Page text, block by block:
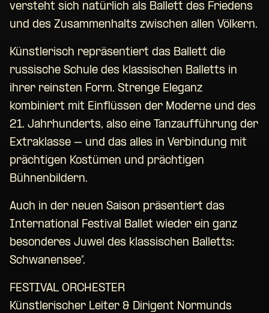
versteht sich natürlich als Ballett des Friedens
und des Zusammenhalts zwischen allen Völkern.
Künstlerisch repräsentiert das Ballett die
russische Schule des klassischen Balletts in
ihrer reinsten Form. Strenge Eleganz
kombiniert mit Einflüssen der Moderne und des
21. Jahrhunderts, also eine Tanzaufführung der
Extraklasse – und das alles in Verbindung mit
prächtigen Kostümen und prächtigen
Bühnenbildern.
Auch in der neuen Saison präsentiert das
International Festival Ballet wieder ein ganz
besonderes Juwel des klassischen Balletts:
Schwanensee”.
FESTIVAL ORCHESTER
Künstlerischer Leiter & Dirigent Normunds